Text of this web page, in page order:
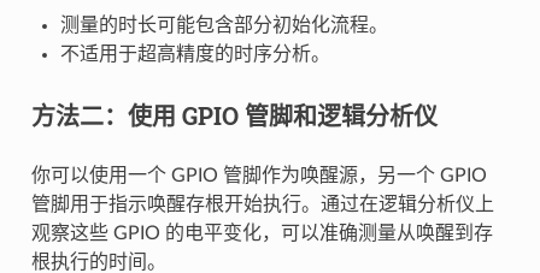
测量的时长可能包含部分初始化流程。
不适用于超高精度的时序分析。
方法二：使用 GPIO 管脚和逻辑分析仪
你可以使用一个 GPIO 管脚作为唤醒源，另一个 GPIO
管脚用于指示唤醒存根开始执行。通过在逻辑分析仪上
观察这些 GPIO 的电平变化，可以准确测量从唤醒到存
根执行的时间。